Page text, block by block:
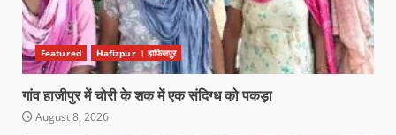
Featured Hafizpur । हाफिजपुर
गांव हाजीपुर में चोरी के शक में एक संदिग्ध को पकड़ा
August 8, 2026